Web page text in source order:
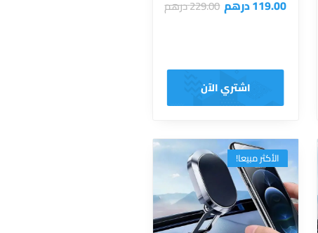
119.00درهم 229.00درهم
اشتري الآن
الأكثر مبيعا!